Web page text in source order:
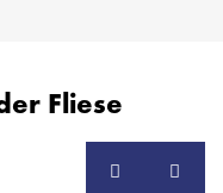
Fliese